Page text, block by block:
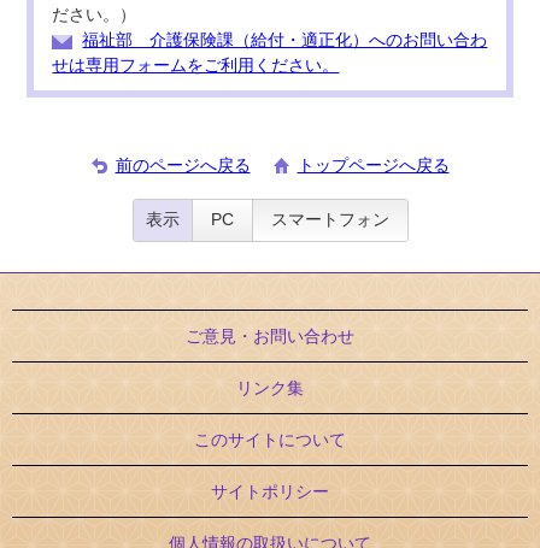
ださい。）
福祉部 介護保険課（給付・適正化）へのお問い合わ
せは専用フォームをご利用ください。
前のページへ戻る トップページへ戻る
表示 PC スマートフォン
ご意見・お問い合わせ
リンク集
このサイトについて
サイトポリシー
個人情報の取扱いについて